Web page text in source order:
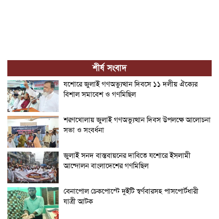
শীর্ষ সংবাদ
যশোরে জুলাই গণঅভ্যুত্থান দিবসে ১১ দলীয় ঐক্যের
বিশাল সমাবেশ ও গণমিছিল
শরণখোলায় জুলাই গণঅভ্যুত্থান দিবস উপলক্ষে আলোচনা
সভা ও সংবর্ধনা
জুলাই সনদ বাস্তবায়নের দাবিতে যশোরে ইসলামী
আন্দোলন বাংলাদেশের গণমিছিল
বেনাপোল চেকপোস্টে দুইটি স্বর্ণবারসহ পাসপোর্টধারী
যাত্রী আটক